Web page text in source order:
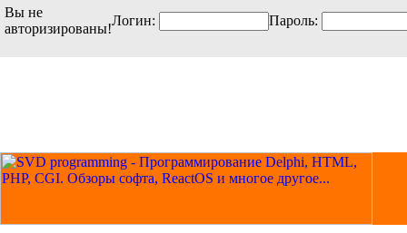
Вы не
авторизированы!
Логин: Пароль: